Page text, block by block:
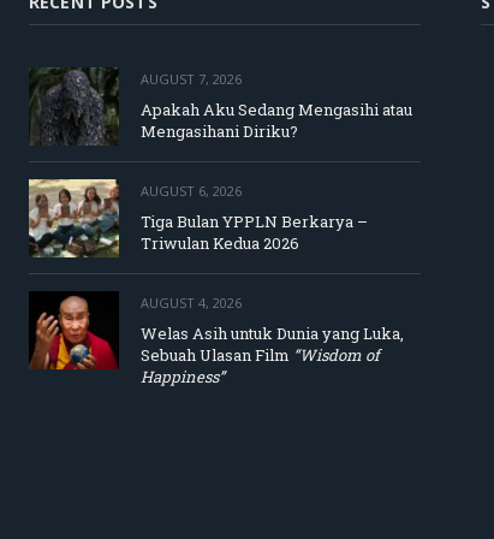
AUGUST 7, 2026
Apakah Aku Sedang Mengasihi atau
Mengasihani Diriku?
AUGUST 6, 2026
Tiga Bulan YPPLN Berkarya –
Triwulan Kedua 2026
AUGUST 4, 2026
Welas Asih untuk Dunia yang Luka,
Sebuah Ulasan Film “Wisdom of
Happiness”